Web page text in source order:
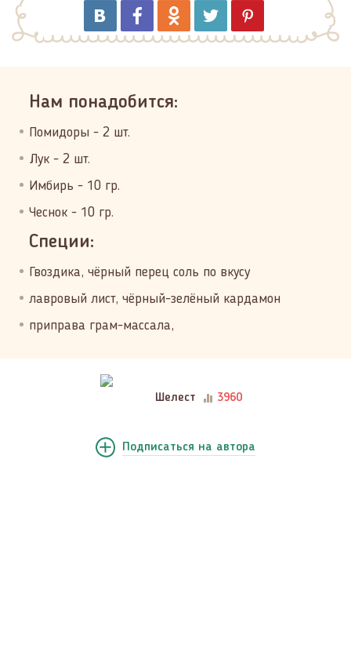
Нам понадобится:
Помидоры - 2 шт.
Лук - 2 шт.
Имбирь - 10 гр.
Чеснок - 10 гр.
Специи:
Гвоздика, чёрный перец соль по вкусу
лавровый лист, чёрный-зелёный кардамон
приправа грам-массала,
Шелест 3960
Подписаться на автора